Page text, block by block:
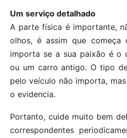
Um serviço detalhado
A parte física é importante,
olhos, é assim que começa
importa se a sua paixão é o
ou um carro antigo. O tipo
pelo veículo não importa,
o evidencia.
Portanto, cuide muito bem
correspondentes